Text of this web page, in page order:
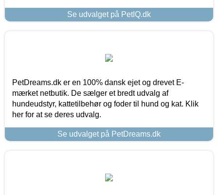
Se udvalget på PetIQ.dk
PetDreams.dk er en 100% dansk ejet og drevet E-
mærket netbutik. De sælger et bredt udvalg af
hundeudstyr, kattetilbehør og foder til hund og kat. Klik
her for at se deres udvalg.
Se udvalget på PetDreams.dk